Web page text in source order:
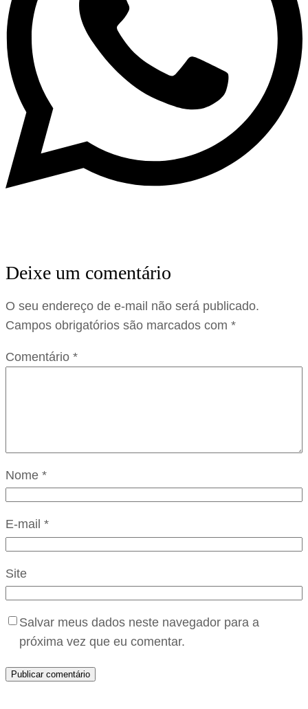
Deixe um comentário
O seu endereço de e-mail não será publicado.
Campos obrigatórios são marcados com *
Comentário *
Nome *
E-mail *
Site
Salvar meus dados neste navegador para a
próxima vez que eu comentar.